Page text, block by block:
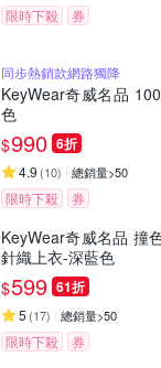
限時下殺 券
同步熱銷款網路獨降
KeyWear奇威名品
色
$990 6折
4.9 (10) 總銷量>50
限時下殺 券
KeyWear奇威名品 撞
針織上衣-深藍色
$599 61折
5 (17) 總銷量>50
限時下殺 券